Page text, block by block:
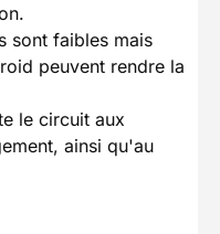
sont faibles mais
peuvent rendre la
le circuit aux
ainsi qu'au